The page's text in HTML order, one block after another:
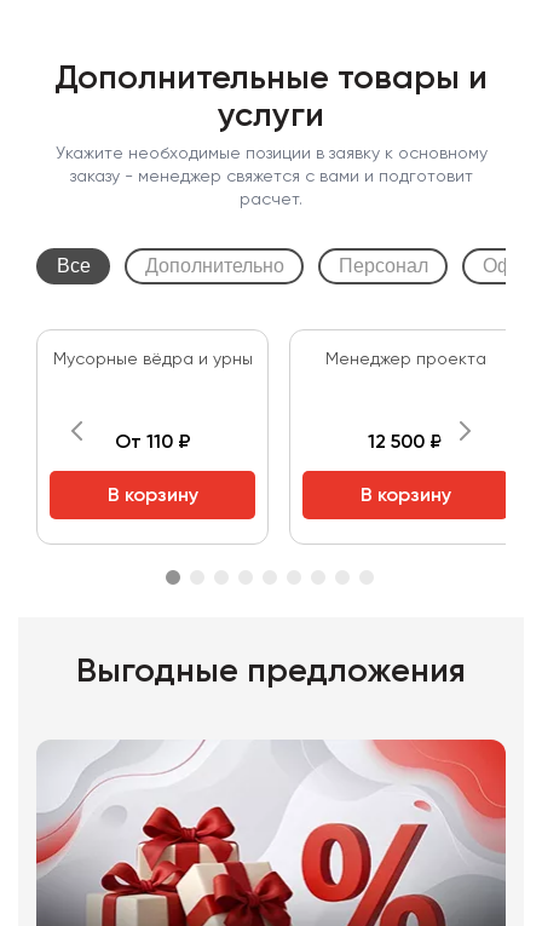
Дополнительные товары и
услуги
Укажите необходимые позиции в заявку к основному
заказу - менеджер свяжется с вами и подготовит
расчет.
Все Дополнительно Персонал
Мусорные вёдра и урны
От 110 ₽
В корзину
Менеджер проекта
12 500 ₽
В корзину
Выгодные предложения